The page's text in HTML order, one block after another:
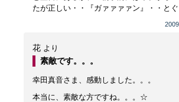
たが正しい・・『ガァァァァン』・・とぐ
花 より
素敵です。。。
幸田真音さま、感動しました。。。
本当に、素敵な方ですね。。。☆